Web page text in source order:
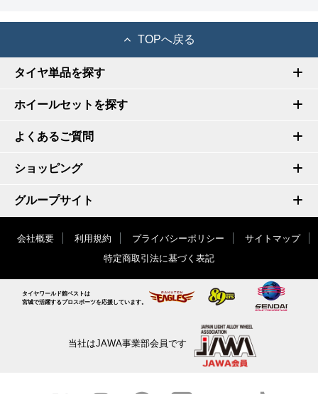
TOPへ戻る
タイヤ単品を探す
ホイールセットを探す
よくあるご質問
ショッピング
グループサイト
会社概要 利用規約 プライバシーポリシー
サイトマップ
特定商取引法に基づく表記
タイヤワールド館ベストは
宮城で活躍するプロスポーツを応援しています。
当社はJAWA事業部会員です